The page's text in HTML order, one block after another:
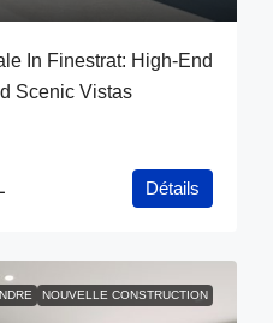
In Finestrat: High-End
Scenic Vistas
Détails
NOUVELLE CONSTRUCTION